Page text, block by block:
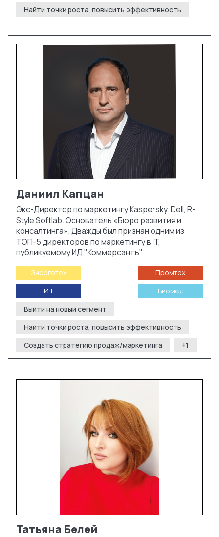
Найти точки роста, повысить эффективность
Даниил Капцан
Экс-Директор по маркетингу Kaspersky, Dell, R-
Style Softlab. Основатель «Бюро развития и
консалтинга». Дважды был признан одним из
ТОП-5 директоров по маркетингу в IT,
публикуемому ИД "Коммерсантъ"
Энерготех
Промтех
ИТ
Биомед
Выйти на новый сегмент
Найти точки роста, повысить эффективность
Создать стратегию продаж/маркетинга
+1
Татьяна Белей